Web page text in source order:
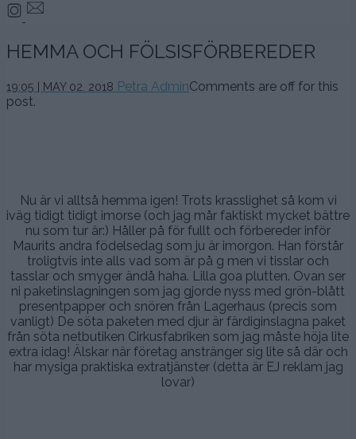
HEMMA OCH FÖLSISFÖRBEREDER
19:05 | MAY 02. 2018 10
Petra AdminComments are off for this
post.
Nu är vi alltså hemma igen! Trots krasslighet så kom vi
iväg tidigt tidigt imorse (och jag mår faktiskt mycket bättre
nu som tur är:) Håller på för fullt och förbereder inför
Maurits andra födelsedag som ju är imorgon. Han förstår
troligtvis inte alls vad som är på g men vi tisslar och
tasslar och smyger ändå haha. Lilla goa plutten. Ovan ser
ni paketinslagningen som jag gjorde nyss med grön-blått
presentpapper och snören från Lagerhaus (precis som
vanligt) De söta paketen med djur är färdiginslagna paket
från söta netbutiken Cirkusfabriken som jag måste höja lite
extra idag! Älskar när företag anstränger sig lite så där och
har mysiga praktiska extratjänster (detta är EJ reklam jag
lovar)